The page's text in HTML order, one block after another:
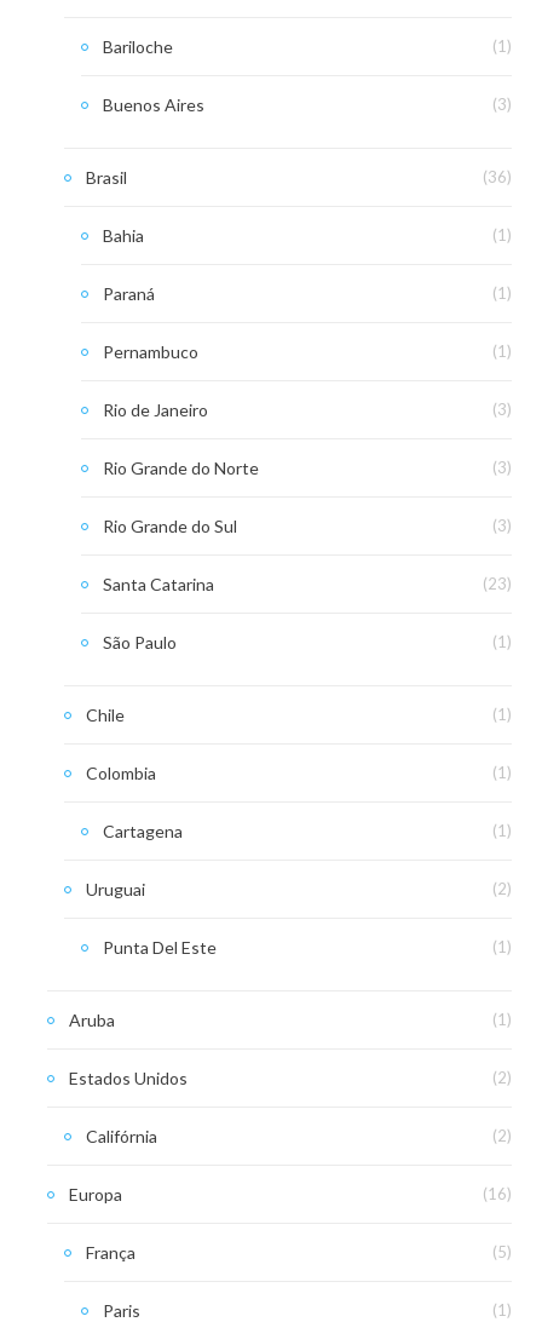
Bariloche (1)
Buenos Aires (3)
Brasil (36)
Bahia (1)
Paraná (1)
Pernambuco (1)
Rio de Janeiro (3)
Rio Grande do Norte (3)
Rio Grande do Sul (3)
Santa Catarina (23)
São Paulo (1)
Chile (1)
Colombia (1)
Cartagena (1)
Uruguai (2)
Punta Del Este (1)
Aruba (1)
Estados Unidos (2)
Califórnia (2)
Europa (16)
França (5)
Paris (1)